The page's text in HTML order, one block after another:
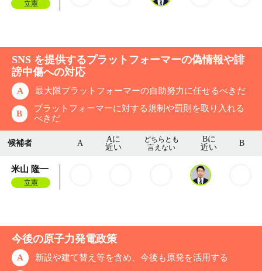
立憲
SNS を提供するプラットフォーマーの偽情報や誹
謗中傷への対応
A 最大限プラットフォーマーの自助努力に任せるべきだ
B
プラットフォーマーに対する規制や罰則を取り入れる
べきだ
候補者 A
Aに
近い
どちらとも
言えない
Bに
近い
B
米山 隆一
立憲
今後の原子力発電政策
A 新設や建て替え等を含め、今後も原発を活用する